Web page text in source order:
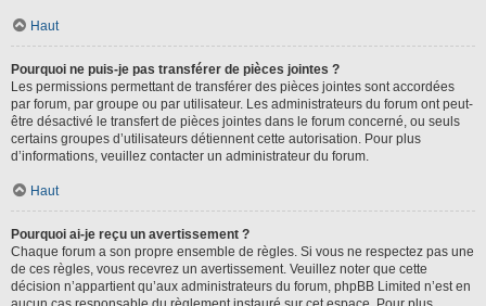
Haut
Pourquoi ne puis-je pas transférer de pièces jointes ?
Les permissions permettant de transférer des pièces jointes sont accordées
par forum, par groupe ou par utilisateur. Les administrateurs du forum ont peut-
être désactivé le transfert de pièces jointes dans le forum concerné, ou seuls
certains groupes d’utilisateurs détiennent cette autorisation. Pour plus
d’informations, veuillez contacter un administrateur du forum.
Haut
Pourquoi ai-je reçu un avertissement ?
Chaque forum a son propre ensemble de règles. Si vous ne respectez pas une
de ces règles, vous recevrez un avertissement. Veuillez noter que cette
décision n’appartient qu’aux administrateurs du forum, phpBB Limited n’est en